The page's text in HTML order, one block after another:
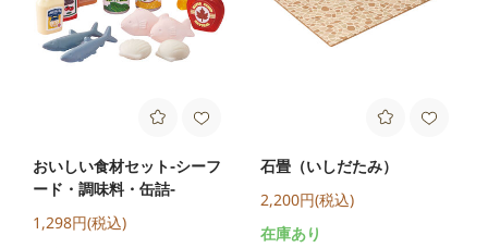
おいしい食材セット-シーフ
ード・調味料・缶詰-
1,298円(税込)
石畳（いしだたみ）
2,200円(税込)
在庫あり